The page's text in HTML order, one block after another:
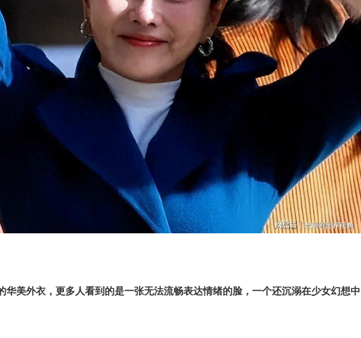
华美外衣，更多人看到的是一张无法流畅表达情绪的脸，一个还沉溺在少女幻想中